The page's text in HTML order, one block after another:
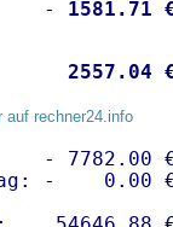
-
1581.71
2557.04
auf rechner24.info
- 7782.00
-    0.00